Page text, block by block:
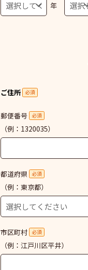
年
ご住所 必須
郵便番号 必須
（例：1320035）
都道府県 必須
（例：東京都）
市区町村 必須
（例：江戸川区平井）